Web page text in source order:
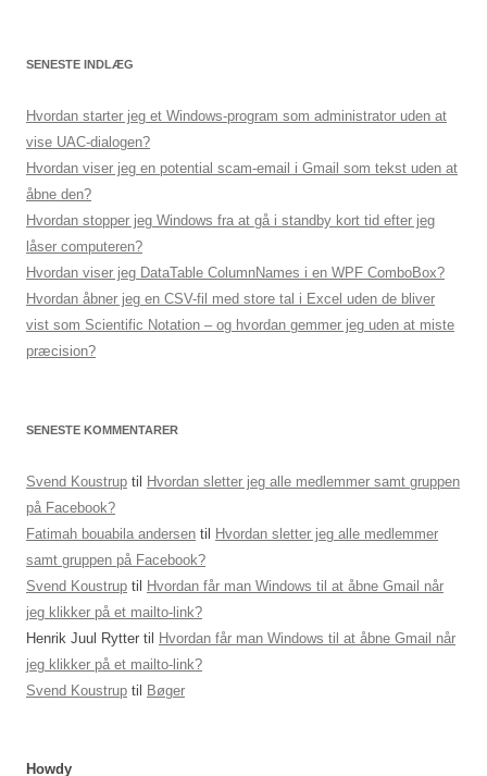
SENESTE INDLÆG
Hvordan starter jeg et Windows-program som administrator uden at
vise UAC-dialogen?
Hvordan viser jeg en potential scam-email i Gmail som tekst uden at
åbne den?
Hvordan stopper jeg Windows fra at gå i standby kort tid efter jeg
låser computeren?
Hvordan viser jeg DataTable ColumnNames i en WPF ComboBox?
Hvordan åbner jeg en CSV-fil med store tal i Excel uden de bliver
vist som Scientific Notation – og hvordan gemmer jeg uden at miste
præcision?
SENESTE KOMMENTARER
Svend Koustrup til
Hvordan sletter jeg alle medlemmer samt gruppen
på Facebook?
Fatimah bouabila andersen til
Hvordan sletter jeg alle medlemmer
samt gruppen på Facebook?
Svend Koustrup til
Hvordan får man Windows til at åbne Gmail når
jeg klikker på et mailto-link?
Henrik Juul Rytter til
Hvordan får man Windows til at åbne Gmail når
jeg klikker på et mailto-link?
Svend Koustrup til Bøger
Howdy